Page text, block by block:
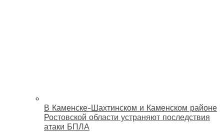
В Каменске-Шахтинском и Каменском районе
Ростовской области устраняют последствия
атаки БПЛА